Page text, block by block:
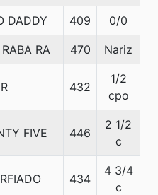
DADDY 409 0/0
RA 470 Nariz
432
1/2
cpo
FIVE 446
2 1/2
c
434
4 3/4
c